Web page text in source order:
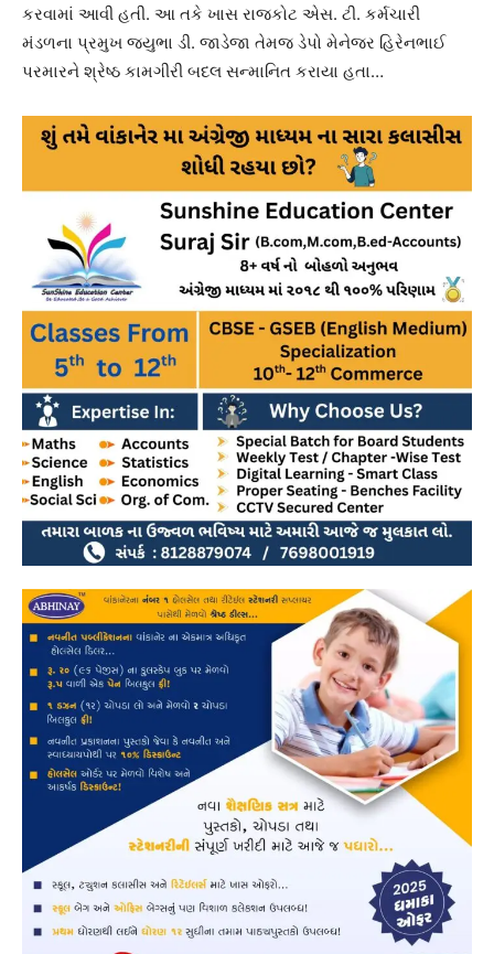
કરવામાં આવી હતી. આ તકે ખાસ રાજકોટ એસ. ટી. કર્મચારી
મંડળના પ્રમુખ જયુભા ડી. જાડેજા તેમજ ડેપો મેનેજર હિરેનભાઈ
પરમારને શ્રેષ્ઠ કામગીરી બદલ સન્માનિત કરાયા હતા…